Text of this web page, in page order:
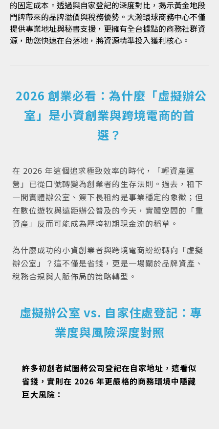
的固定成本。透過與自家登記的深度對比，揭示黃金地段
門牌帶來的品牌溢價與稅務優勢。大瀚環球商務中心不僅
提供專業地址與秘書支援，更擁有全台據點的商務社群資
源，助您快速在台落地，將資源精準投入獲利核心。
2026 創業必看：為什麼「虛擬辦公
室」是小資創業與跨境電商的首
選？
在 2026 年這個追求極致效率的時代，「輕資產運
營」已從口號轉變為創業者的生存法則。過去，租下
一間實體辦公室、簽下長租約是事業穩定的象徵；但
在數位遊牧與遠距辦公普及的今天，實體空間的「重
資產」反而可能成為壓垮初期現金流的稻草。
為什麼成功的小資創業者與跨境電商紛紛轉向「虛擬
辦公室」？這不僅是省錢，更是一場關於品牌資產、
稅務合規與人脈佈局的策略轉型。
虛擬辦公室 vs. 自家住處登記：專
業度與風險深度對照
許多初創者試圖將公司登記在自家地址，這看似
省錢，實則在 2026 年更嚴格的商務環境中隱藏
巨大風險：